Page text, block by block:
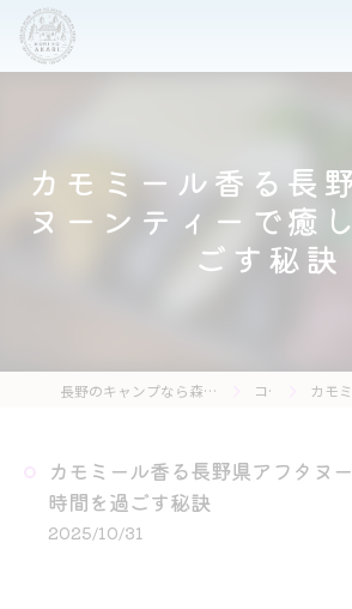
カモミール香る長
ヌーンティーで癒
ごす秘訣
長野のキャンプなら森の灯キャンプ場・茶亭 森の灯 コラム カモミール香
カモミール香る長野県アフタヌ
時間を過ごす秘訣
2025/10/31